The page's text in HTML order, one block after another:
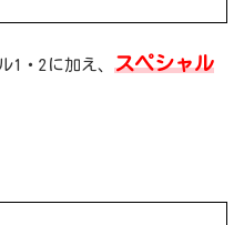
1・2に加え、 スペシャル